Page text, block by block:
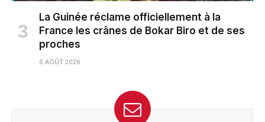
La Guinée réclame officiellement à la
France les crânes de Bokar Biro et de ses
proches
6 AOÛT 2026